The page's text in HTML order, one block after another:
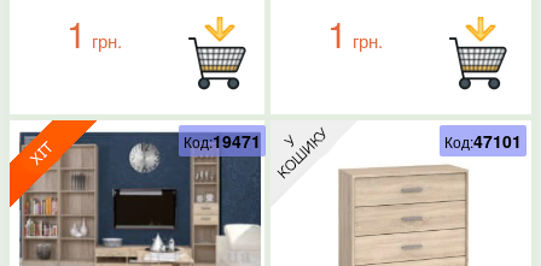
1 грн. 1 грн.
Код:19471 Код:47101